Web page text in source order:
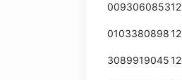
0093060853
0103380898
3089919045